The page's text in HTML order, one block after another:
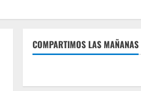
COMPARTIMOS LAS MAÑANAS